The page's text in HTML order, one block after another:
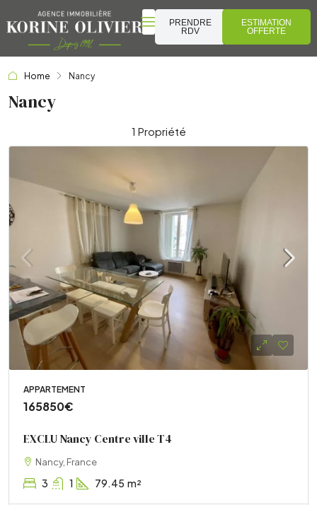
PRENDRE
RDV
ESTIMATION
OFFERTE
Home Nancy
Nancy
1 Propriété
APPARTEMENT
165850€
EXCLU Nancy Centre ville T4
Nancy, France
3 1 79.45 m²